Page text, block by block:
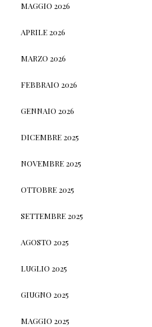
MAGGIO 2026
APRILE 2026
MARZO 2026
FEBBRAIO 2026
GENNAIO 2026
DICEMBRE 2025
NOVEMBRE 2025
OTTOBRE 2025
SETTEMBRE 2025
AGOSTO 2025
LUGLIO 2025
GIUGNO 2025
MAGGIO 2025